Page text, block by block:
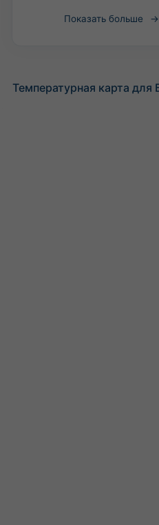
Показать больше
Температурная карта для